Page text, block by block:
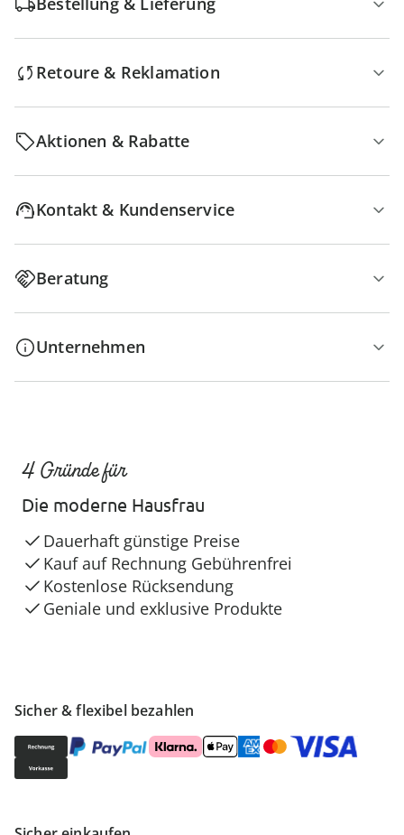
Retoure & Reklamation
Aktionen & Rabatte
Kontakt & Kundenservice
Beratung
Unternehmen
Sicher & flexibel bezahlen
4 Gründe für
Die moderne Hausfrau
Dauerhaft günstige Preise
Kauf auf Rechnung Gebührenfrei
Kostenlose Rücksendung
Geniale und exklusive Produkte